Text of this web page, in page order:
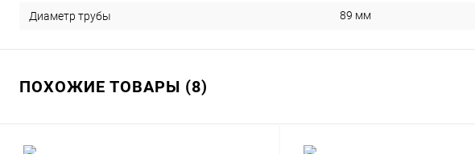
Диаметр трубы 89 мм
ПОХОЖИЕ ТОВАРЫ (8)